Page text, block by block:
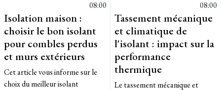
08:00
Isolation maison :
choisir le bon isolant
pour combles perdus
et murs extérieurs
Cet article vous informe sur le
choix du meilleur isolant
08:00
Tassement mécanique
et climatique de
l'isolant : impact sur la
performance
thermique
Le tassement mécanique et